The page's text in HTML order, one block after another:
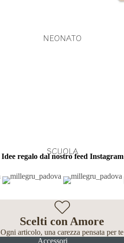
NEONATO
SCUOLA
Idee regalo dal nostro feed Instagram
Scelti con Amore
Ogni articolo, una carezza pensata per te
Accessori